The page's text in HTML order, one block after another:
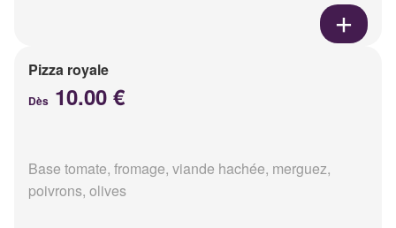
Pizza royale
Dès 10.00 €
Base tomate, fromage, viande hachée, merguez,
poivrons, olives